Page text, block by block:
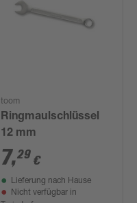
toom
Ringmaulschlüssel
12 mm
7,29 €
Lieferung nach Hause
Nicht verfügbar in